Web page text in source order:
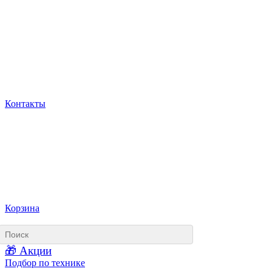
Контакты
Корзина
🎁 Акции
Подбор по технике